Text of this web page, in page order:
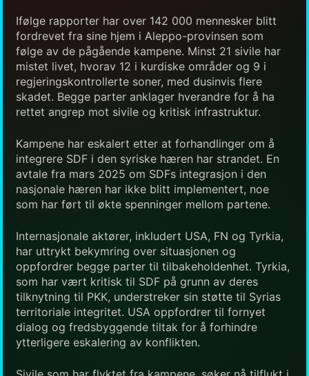
Ifølge rapporter har over 142 000 mennesker blitt
fordrevet fra sine hjem i Aleppo-provinsen som
følge av de pågående kampene. Minst 21 sivile har
mistet livet, hvorav 12 i kurdiske områder og 9 i
regjeringskontrollerte soner, med dusinvis flere
skadet. Begge parter anklager hverandre for å ha
rettet angrep mot sivile og kritisk infrastruktur.
Kampene har eskalert etter at forhandlinger om å
integrere SDF i den syriske hæren har strandet. En
avtale fra mars 2025 om SDFs integrasjon i den
nasjonale hæren har ikke blitt implementert, noe
som har ført til økte spenninger mellom partene.
Internasjonale aktører, inkludert USA, FN og Tyrkia,
har uttrykt bekymring over situasjonen og
oppfordrer begge parter til tilbakeholdenhet. Tyrkia,
som har vært kritisk til SDF på grunn av deres
tilknytning til PKK, understreker sin støtte til Syrias
territoriale integritet. USA oppfordrer til fornyet
dialog og fredsbyggende tiltak for å forhindre
ytterligere eskalering av konflikten.